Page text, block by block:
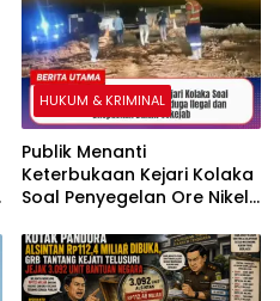
HUKUM & KRIMINAL
Publik Menanti
Keterbukaan Kejari Kolaka
Soal Penyegelan Ore Nikel
Dilepaskan Dalam Sekejab